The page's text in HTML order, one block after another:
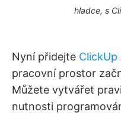
hladce, s
Nyní přidejte
pracovní prostor
Můžete vytvářet
nutnosti